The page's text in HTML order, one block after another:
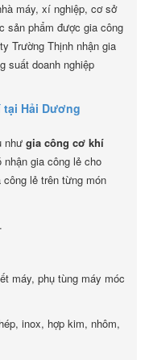
máy, xí nghiệp, cơ sở
sản phẩm được gia công
Trường Thịnh nhận gia
suất doanh nghiệp
Hải Dương
như gia công cơ khí
gia công lẻ cho
lẻ trên từng món
máy, phụ tùng máy móc
inox, hợp kim, nhôm,